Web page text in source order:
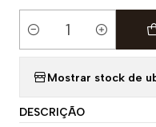
Quantidade
Mostrar stock de
DESCRIÇÃO